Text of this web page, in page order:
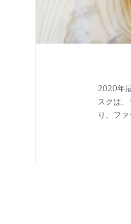
2020年
スクは
り、フ